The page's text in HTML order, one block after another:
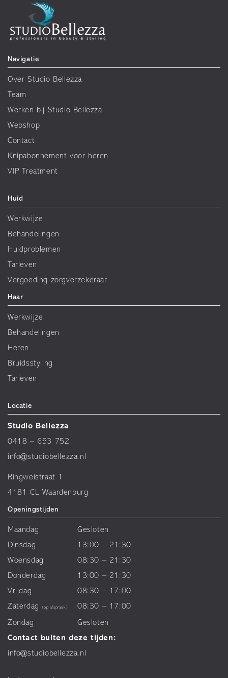
Navigatie
Over Studio Bellezza
Team
Werken bij Studio Bellezza
Webshop
Contact
Knipabonnement voor heren
VIP Treatment
Huid
Werkwijze
Behandelingen
Huidproblemen
Tarieven
Vergoeding zorgverzekeraar
Haar
Werkwijze
Behandelingen
Heren
Bruidsstyling
Tarieven
Locatie
Studio Bellezza
0418 – 653 752
info@studiobellezza.nl
Ringweistraat 1
4181 CL Waardenburg
Openingstijden
Maandag
Gesloten
Dinsdag
13:00 – 21:30
Woensdag
08:30 – 21:30
Donderdag
13:00 – 21:30
Vrijdag
08:30 – 17:00
Zaterdag
(op afspraak)
08:30 – 17:00
Zondag
Gesloten
Contact buiten deze tijden:
info@studiobellezza.nl